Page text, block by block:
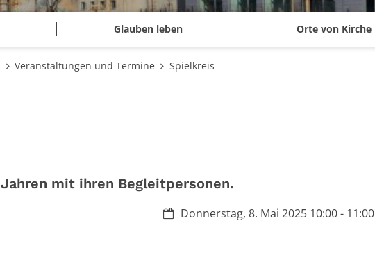
Glauben leben Orte von Kirche
Veranstaltungen und Termine Spielkreis
mit ihren Begleitpersonen.
Datum:Donnerstag, 8. Mai 2025 10:00 - 11:00